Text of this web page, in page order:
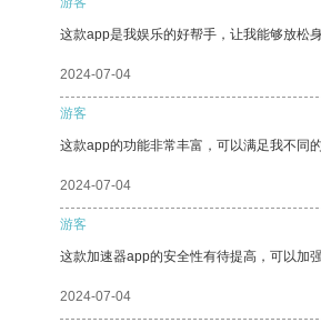
这款app是我娱乐的好帮手，让我能够放松
2024-07-04
游客
这款app的功能非常丰富，可以满足我不同的
2024-07-04
游客
这款加速器app的安全性有待提高，可以加
2024-07-04